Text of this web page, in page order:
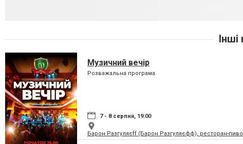
Інші
Музичний вечір
Розважальна програма
7 - 8 серпня, 19:00
Барон Разгуляєff (Барон Разгуляєфф), ресторан-